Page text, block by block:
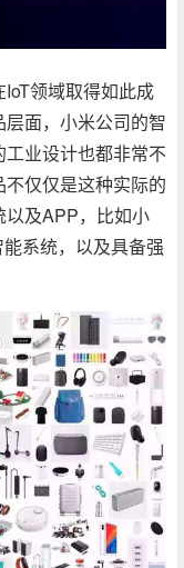
领域取得如此成
面，小米公司的智
业设计也都非常不
仅仅是这种实际的
以及APP，比如小
系统，以及具备强